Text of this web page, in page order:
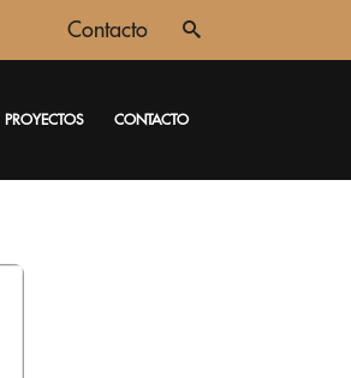
Contacto
PROYECTOS CONTACTO